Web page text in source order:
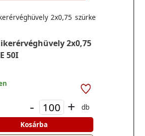
2x0,75
50I
2x0,75 szürke
- +
db
Kosárba